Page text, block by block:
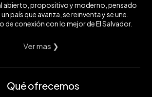
abierto, propositivo y moderno, pensado
país que avanza, se reinventa y se une.
de conexión con lo mejor de El Salvador.
Ver mas ❯
Qué ofrecemos